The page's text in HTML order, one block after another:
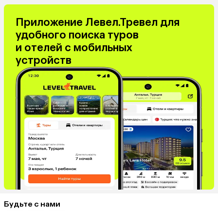
Приложение Левел.Тревел для
удобного поиска туров
и отелей с мобильных
устройств
Будьте с нами